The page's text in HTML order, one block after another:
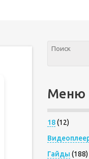
Меню
18(12)
Гайды (188)